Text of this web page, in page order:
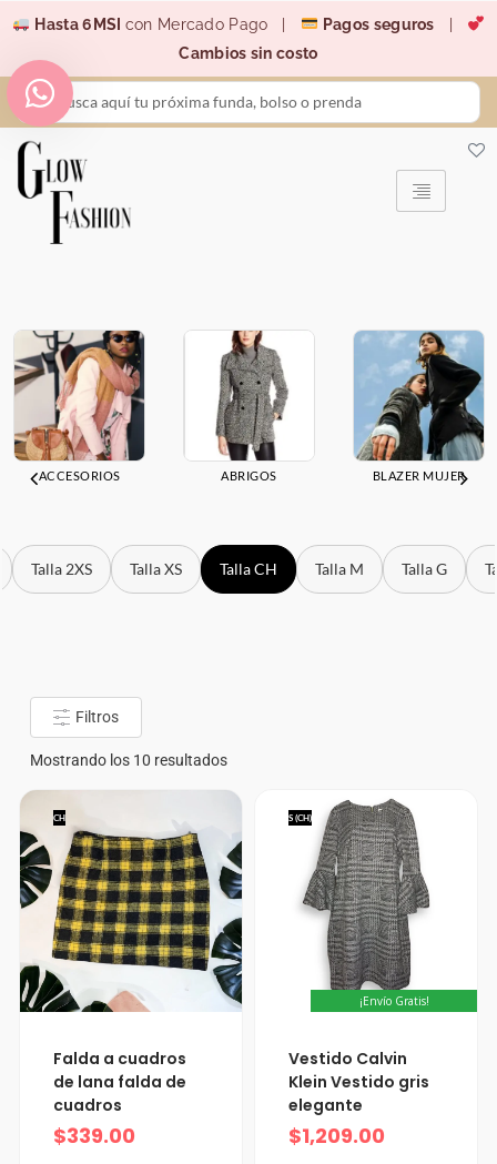
contenido
Hasta 6MSI con Mercado Pago | Pagos seguros
Cambios sin costo
Search
...
ACCESORIOS ABRIGOS BLAZER MUJER
Talla 2XS Talla XS Talla CH Talla M Talla G
Filtros
Mostrando los 10 resultados
CH
Falda a cuadros
de lana falda de
cuadros
$339.00
S (CH)
¡Envío Gratis!
Vestido Calvin
Klein Vestido gris
elegante
$1,209.00